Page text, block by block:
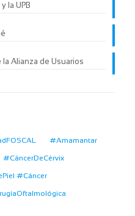
la UPB
Alianza de Usuarios
#Amamantar
#CáncerDeCérvix
#Cáncer